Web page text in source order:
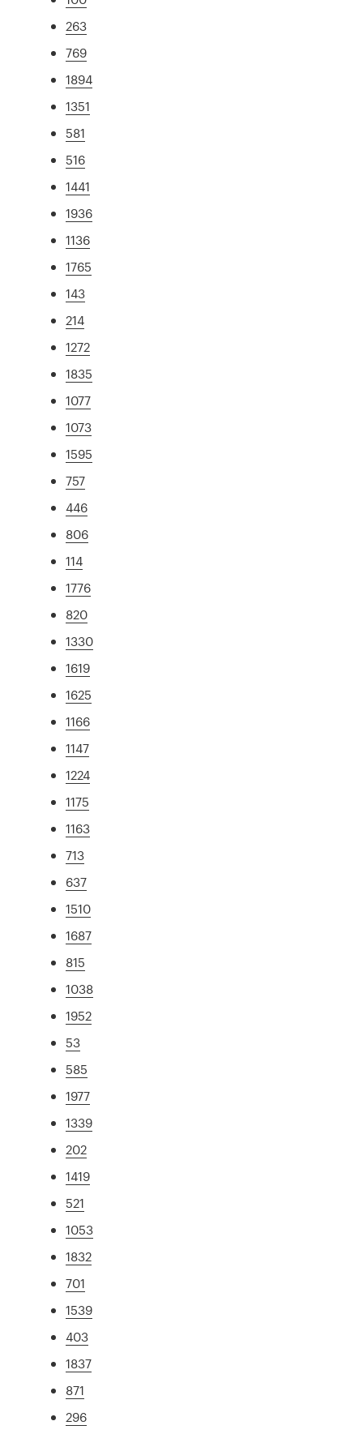
263
769
1894
1351
581
516
1441
1936
1136
1765
143
214
1272
1835
1077
1073
1595
757
446
806
114
1776
820
1330
1619
1625
1166
1147
1224
1175
1163
713
637
1510
1687
815
1038
1952
53
585
1977
1339
202
1419
521
1053
1832
701
1539
403
1837
871
296